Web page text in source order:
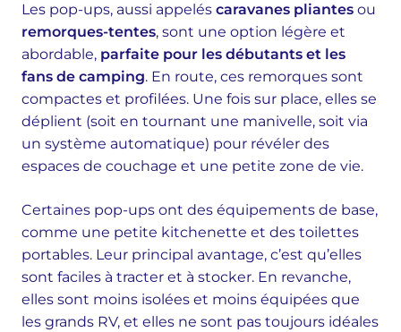
Les pop-ups, aussi appelés caravanes pliantes ou
remorques-tentes, sont une option légère et
abordable, parfaite pour les débutants et les
fans de camping. En route, ces remorques sont
compactes et profilées. Une fois sur place, elles se
déplient (soit en tournant une manivelle, soit via
un système automatique) pour révéler des
espaces de couchage et une petite zone de vie.
Certaines pop-ups ont des équipements de base,
comme une petite kitchenette et des toilettes
portables. Leur principal avantage, c’est qu’elles
sont faciles à tracter et à stocker. En revanche,
elles sont moins isolées et moins équipées que
les grands RV, et elles ne sont pas toujours idéales